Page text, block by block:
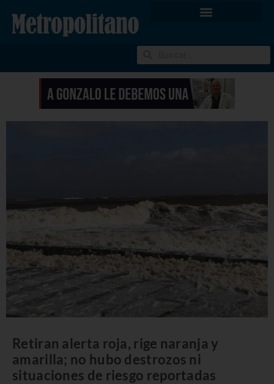
Retiran alerta roja, rige naranja y
amarilla; no hubo destrozos ni
situaciones de riesgo reportadas